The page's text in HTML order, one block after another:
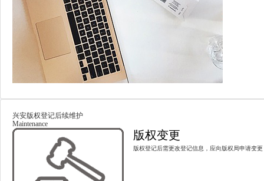
兴安版权登记后续维护
Maintenance
版权变更
版权登记后需更改登记信息，应向版权局申请变